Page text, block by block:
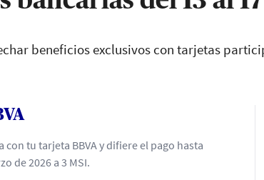
beneficios exclusivos con tarjetas
con tu tarjeta BBVA y difiere el pago hasta
de 2026 a 3 MSI.